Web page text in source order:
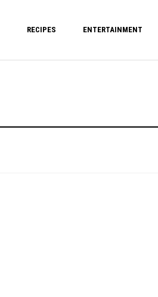
RECIPES ENTERTAINMENT